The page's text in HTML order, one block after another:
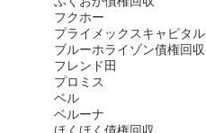
フクホー
プライメックスキャピタル
ブルーホライゾン債権回収
フレンド田
プロミス
ベル
ベルーナ
ほくほく債権回収